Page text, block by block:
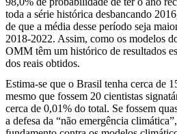
toda a série histórica desbancando
de que a média desse período seja
2018-2022. Assim, como os modelos
OMM têm um histórico de resultados
dos reais obtidos.
Estima-se que o Brasil tenha cerca de
mesmo que fossem 20 cientistas
cerca de 0,01% do total. Se fossem
a defesa da “não emergência